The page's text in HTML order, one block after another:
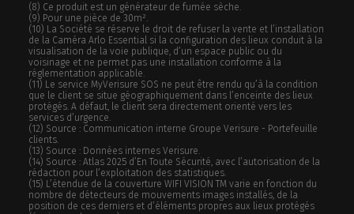
(8) Ce produit est un générateur de fumée sèche.
(9) Pour une pièce de 30m².
(10) La Société se réserve le droit de refuser la vente et l’installation
de la Caméra Arlo Essential si la configuration des lieux conduit à la
visualisation de la voie publique, d’un espace public ou du
voisinage et ne permet pas une installation conforme à la
réglementation applicable.
(11) Le service MyVerisure SOS ne peut être rendu qu’à la condition
que le client se situe géographiquement dans l’enceinte des lieux
protégés. A défaut, le client sera directement orienté vers les
services d’urgence.
(12) Source : Communication interne Groupe Verisure - Portefeuille
clients.
(13) Source : Données internes Verisure.
(14) Source : Atlas 2025 d’En Toute Sécurité, avec l’autorisation de la
rédaction pour l’exploitation des statistiques.
(15) L’étendue de la couverture WIFI VISION TM varie en fonction du
nombre de détecteurs de mouvements images installés, de la
position de ces derniers et d’éléments propres aux lieux protégés